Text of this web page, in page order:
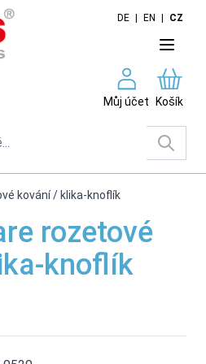
DE EN CZ
Můj účet Košík
kování / klika-knoflík
rozetové
knoflík